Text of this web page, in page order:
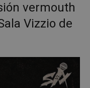
vermouth
Vizzio de